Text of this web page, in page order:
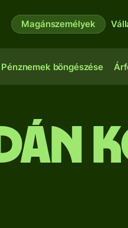
Magánszemélyek
Pénznemek böngészése
dán